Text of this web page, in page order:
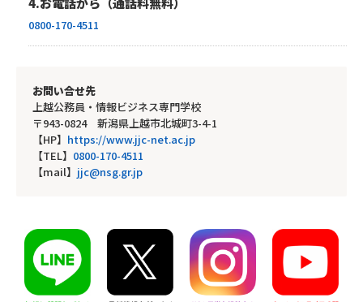
0800-170-4511
お問い合せ先
上越公務員・情報ビジネス専門学校
〒943-0824 新潟県上越市北城町3-4-1
【HP】 https://www.jjc-net.ac.jp
【TEL】 0800-170-4511
【mail】 jjc@nsg.gr.jp